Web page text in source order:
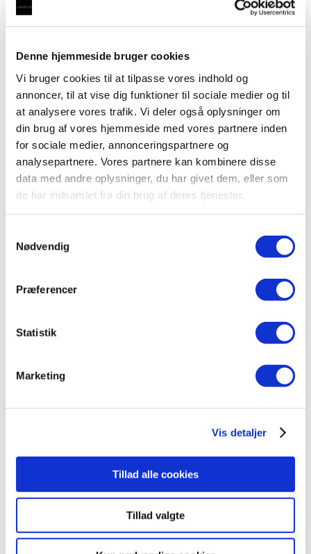
Denne hjemmeside bruger cookies
Vi bruger cookies til at tilpasse vores indhold og
annoncer, til at vise dig funktioner til sociale medier og til
at analysere vores trafik. Vi deler også oplysninger om
din brug af vores hjemmeside med vores partnere inden
for sociale medier, annonceringspartnere og
analysepartnere. Vores partnere kan kombinere disse
data med andre oplysninger, du har givet dem, eller som
de har indsamlet fra din brug af deres tjenester.
Nødvendig
Præferencer
Statistik
Marketing
Vis detaljer
Tillad alle cookies
Tillad valgte
Taurus 5-1,Taurus 5-1
med kogende, kølet vand og vand med brus samt alm.
koldt/varmt vand,Vandhaner,Vandhaner med brus,
danskvand inkl. kalkfilter i børstet med rund
tud
kr.15.995,00
Tilføj til kurv
Kogende, kølet vand og danskvand,Taurus 5-1 ,
med kogende, kølet vand og vand med brus samt alm.
danskvand inkl. kalkfilter i børstet med
firkantet tud
med kogende, kølet vand og vand med brus samt alm.
Taurus 5-1 med kogende vand, kølet vand og
danskvand inkl. kalkfilter i messing med rund
tud
Tilføj til kurv